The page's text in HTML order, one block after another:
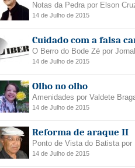
Notas da Pedra por Elson
14 de Julho de 2015
Cuidado com a falsa
O Berro do Bode Zé por
14 de Julho de 2015
Olho no olho
Amenidades por Valdete
14 de Julho de 2015
Reforma de araque II
Ponto de Vista do Batista
14 de Julho de 2015